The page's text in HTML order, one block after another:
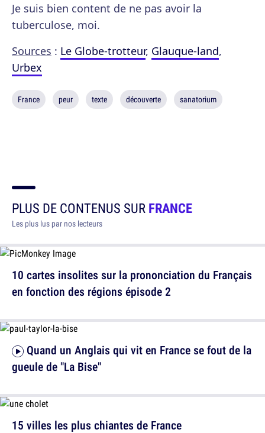
Je suis bien content de ne pas avoir la
tuberculose, moi.
Sources : Le Globe-trotteur, Glauque-land,
Urbex
France peur texte découverte sanatorium
PLUS DE CONTENUS SURFRANCE
Les plus lus par nos lecteurs
10 cartes insolites sur la prononciation du Français
en fonction des régions épisode 2
15 villes les plus chiantes de France
gueule de "La Bise"